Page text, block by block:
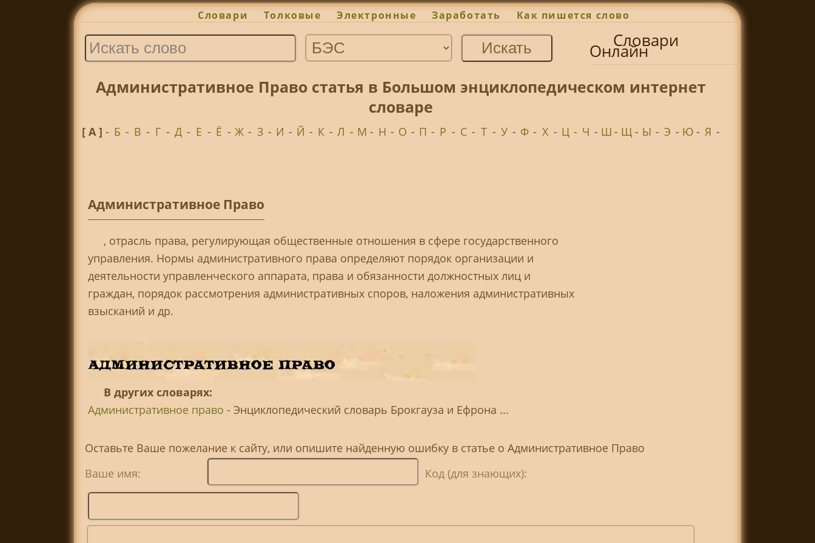
Словари Толковые Электронные Заработать Как пишется слово
Словари
Онлайн
Административное Право статья в Большом энциклопедическом интернет
словаре
[ А ] - Б - В - Г - Д - Е - Ё - Ж - З - И - Й - К - Л - М - Н - О - П - Р - С - Т - У - Ф - Х - Ц - Ч - Ш - Щ - Ы - Э - Ю- Я -
Административное Право
, отрасль права, регулирующая общественные отношения в сфере государственного
управления. Нормы административного права определяют порядок организации и
деятельности управленческого аппарата, права и обязанности должностных лиц и
граждан, порядок рассмотрения административных споров, наложения административных
взысканий и др.
В других словарях:
Административное право - Энциклопедический словарь Брокгауза и Ефрона ...
Оставьте Ваше пожелание к сайту, или опишите найденную ошибку в статье о Административное Право
Ваше имя:
Код (для знающих):